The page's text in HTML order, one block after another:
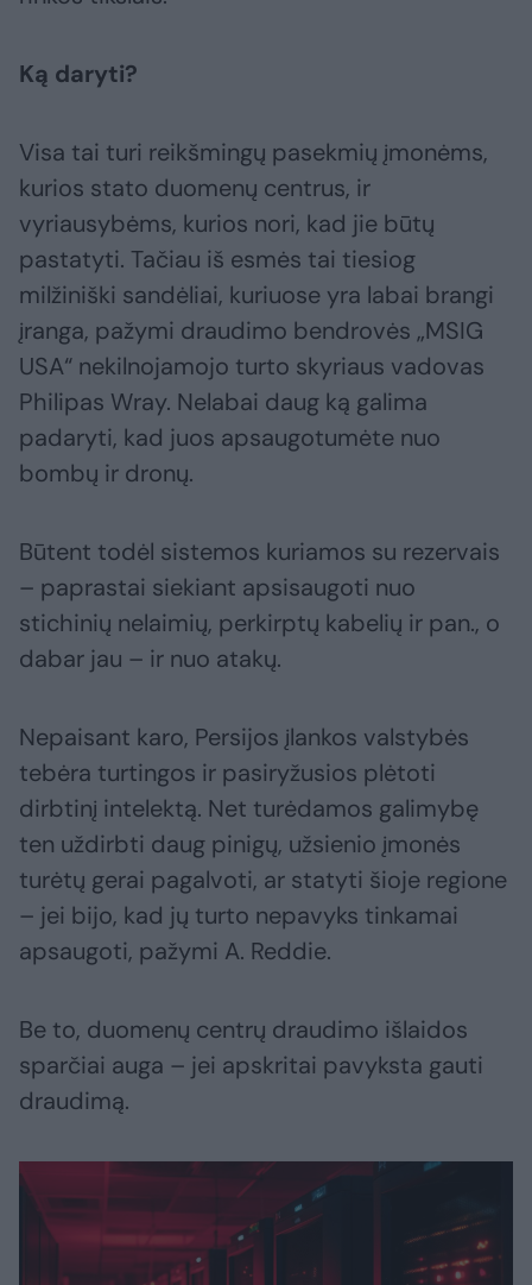
Ką daryti?
Visa tai turi reikšmingų pasekmių įmonėms,
kurios stato duomenų centrus, ir
vyriausybėms, kurios nori, kad jie būtų
pastatyti. Tačiau iš esmės tai tiesiog
milžiniški sandėliai, kuriuose yra labai brangi
įranga, pažymi draudimo bendrovės „MSIG
USA“ nekilnojamojo turto skyriaus vadovas
Philipas Wray. Nelabai daug ką galima
padaryti, kad juos apsaugotumėte nuo
bombų ir dronų.
Būtent todėl sistemos kuriamos su rezervais
– paprastai siekiant apsisaugoti nuo
stichinių nelaimių, perkirptų kabelių ir pan., o
dabar jau – ir nuo atakų.
Nepaisant karo, Persijos įlankos valstybės
tebėra turtingos ir pasiryžusios plėtoti
dirbtinį intelektą. Net turėdamos galimybę
ten uždirbti daug pinigų, užsienio įmonės
turėtų gerai pagalvoti, ar statyti šioje regione
– jei bijo, kad jų turto nepavyks tinkamai
apsaugoti, pažymi A. Reddie.
Be to, duomenų centrų draudimo išlaidos
sparčiai auga – jei apskritai pavyksta gauti
draudimą.